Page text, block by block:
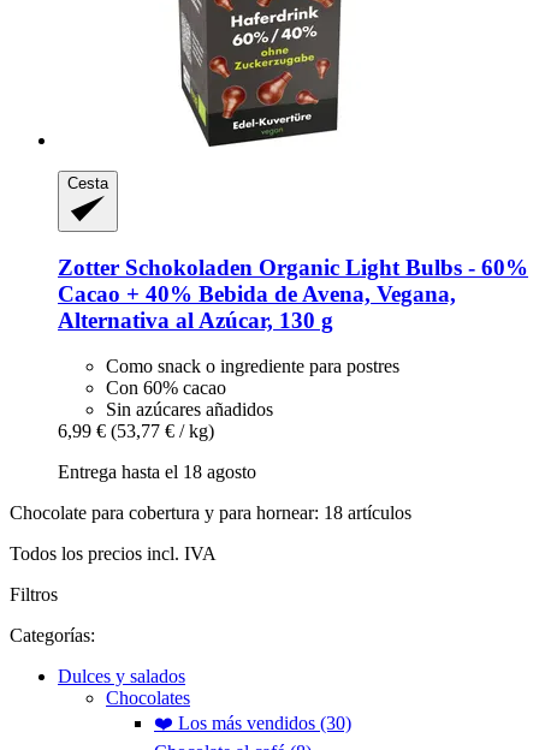
Cesta
Zotter Schokoladen Organic Light Bulbs -​ 60%
Cacao + 40% Bebida de Avena, Vegana,
Alternativa al Azúcar, 130 g
Como snack o ingrediente para postres
Con 60% cacao
Sin azúcares añadidos
6,99 € (53,77 € / kg)
Entrega hasta el 18 agosto
Chocolate para cobertura y para hornear: 18 artículos
Todos los precios incl. IVA
Filtros
Categorías:
Dulces y salados
Chocolates
❤️ Los más vendidos (30)